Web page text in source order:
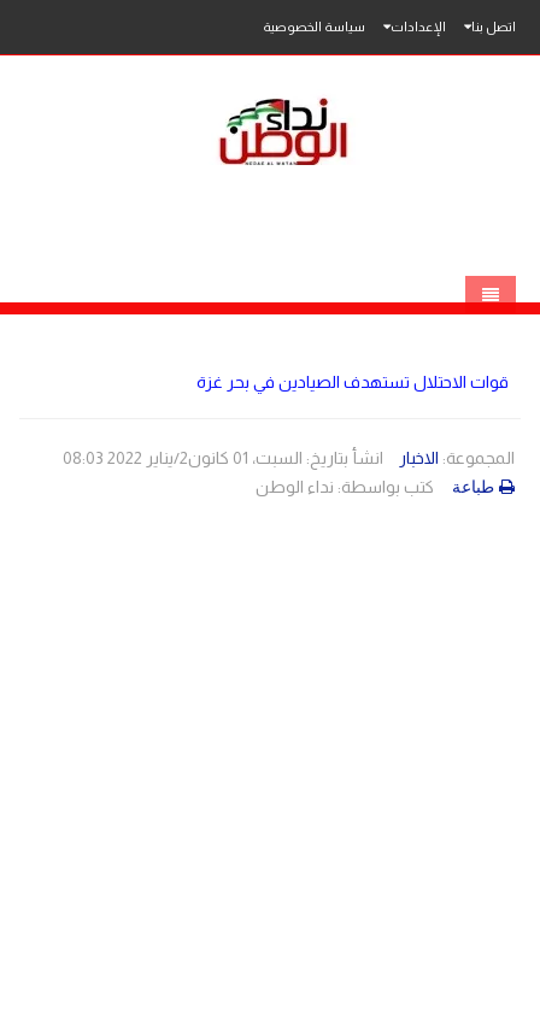
اتصل بنا الإعدادات سياسة الخصوصية
قوات الاحتلال تستهدف الصيادين في بحر غزة
المجموعة: الاخبار
انشأ بتاريخ: السبت، 01 كانون2/يناير 2022 08:03
كتب بواسطة: نداء الوطن طباعة
محلي
فلسطين
عربي